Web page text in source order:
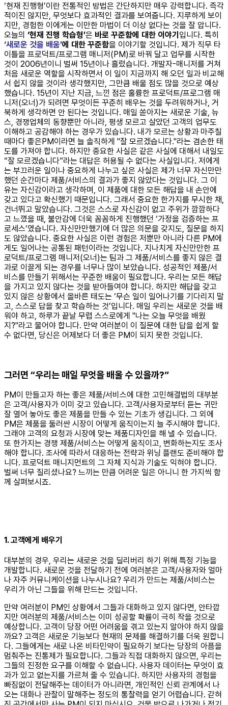
‘현재 진행형’이란 전통적인 방법은 간단하지만 매우 강력합니다. 즉각
적이진 않지만, 무엇보다 효과적인 결과를 보여줍니다. 지루하게 보이
지만, 경험한 이에게는 이만한 마법이 더 이상 없다는 것을 잘 압니다.
오늘의 ‘현재 진행 학습형’은 바로 꾸준함에 대한 이야기 입니다. 특히
‘새로운 것을 배움’에 대한 꾸준함을 이야기할 것입니다. 제가 직무 타
이틀을 프로덕트/프로그램 매니저(PM)로 바꿔 달고 업무를 시작한
것이 2006년이니 벌써 15년이나 흘렀습니다. 개발자-매니저를 거쳐
처음 새로운 역할을 시작하면서 이 일이 지금까지 해 오던 일과 비교해
서 쉽지 않을 것이라 생각했지만, 그만큼 배울 점도 많을 것으로 예상
했습니다. 15년이 지난 지금, 느낀 점은 훌륭한 프로덕트/프로그램 매
니저(오너)가 되려면 무엇이든 꾸준히 배우는 것을 두려워하거나, 거
북하게 생각하면 안 된다는 것입니다. 매일 쏟아지는 새로운 기술, 뉴
스, 경쟁업체의 동향뿐만 아니라, 평생 모르고 살았던 고객의 업무도
이해하고 공감해야 하는 경우가 있습니다. 내가 모르는 상황과 마주칠
때마다 좋은PM이라면 늘 솔직하게 "잘 모르겠습니다."라는 겸손한 태
도를 가져야 합니다. 하지만 중요한 사실은 같은 사실에 대해서 내일도
“잘 모르겠습니다”라는 대답은 허용될 수 없다는 사실입니다. 저에게
는 부끄러운 일이나 중요하게 나누고 싶은 사실은 제가 너무 자신만만
했던 순간마다 제품/서비스의 결과가 좋지 않았다는 것입니다. 그 이
유는 자신감이라고 생각하며, 이 제품에 대한 모든 해답을 내 손안에
갖고 있다고 확신했기 때문입니다. 그래서 중요한 한가지를 무시한 채,
건너뛰고 말았습니다. 그것은 스스로 자신감이 없고 주위가 깜깜하다
고 느꼈을 때, 불안감에 더욱 꼼꼼하게 진행했던 ‘가정을 검증하는 프
로세스’였습니다. 자신만만했기에 더 많은 의문을 갖지도, 질문을 하지
도 않았습니다. 중요한 사실은 이런 경험은 저뿐만 아니라 다른 PM에
게도 일어나는 공통된 패턴이라는 것입니다. 지나치게 자신만만한 프
로덕트/프로그램 매니저(오너)는 팀과 그 제품/서비스를 좋지 않은 결
과로 이끌게 되는 경우를 너무나 많이 보았습니다. 성공적인 제품/서
비스를 만들기 위해서는 꾸준한 배움이 필요합니다. 우리는 모든 해답
을 가지고 있지 않다는 것을 받아들여야 합니다. 하지만 해답을 갖고
있지 않은 상황에서 올바른 태도는 ‘무슨 일이 일어나기를 기다리지 말
고, 스스로 답을 찾고 학습하는 것’입니다. 매일 우리는 새로운 것을 배
워야 하고, 하루가 끝날 무렵 스스로에게 "나는 오늘 무엇을 배웠
지?"라고 물어야 합니다. 만약 여러분이 이 질문에 대한 답을 쉽게 할
수 없다면, 당신은 어제보다 더 좋은 PM이 되지 못한 것입니다.
그러면 “우리는 매일 무엇을 배울 수 있을까?”
PM이 만들고자 하는 좋은 제품/서비스에 대한 고민해결법의 대부분
은 고객/사용자가 이미 갖고 있습니다. 고객/사용자로부터 듣는 귀만
잘 열어 놓아도 좋은 제품을 만들 수 있는 기초가 생깁니다. 그 외에
PM은 제품을 둘러싼 시장이 어떻게 움직이는지 늘 주시해야 합니다.
그래야 고객의 요청과 시장에 맞는 제품디자인을 해 낼 수 있습니다.
또 한가지는 경쟁 제품/서비스는 어떻게 움직이고, 변화하는지도 조사
해야 합니다. 조사에 따라서 대응하는 전략과 위닝 플랜도 준비해야 합
니다. 프로덕트 매니지먼트의 그 자체 지식과 기술도 익혀야 합니다.
벌써 너무 질리셨나요? 느끼는 만큼 어려운 일은 아니니 한 가지씩 함
께 살펴보시죠.
1. 고객에게 배우기
대부분의 경우, 우리는 새로운 것을 딜리버리 하기 위해 특정 기능을
개발합니다. 새로운 것을 전달하기 전에 여러분은 고객/사용자와 얼마
나 자주 커뮤니케이션을 나누시나요? 우리가 만드는 제품/서비스는
우리가 아닌 그들을 위해 만드는 것입니다.
만약 여러분이 PM인 상황에서 그들과 대화하고 있지 않다면, 안타깝
지만 여러분의 제품/서비스는 이미 성공할 확률이 극히 작을 것으로
예상합니다. 고객이 당장 어떤 어려움을 겪고 있는지 알아야 하지 않을
까요? 고객은 새로운 기능보다 현재의 문제를 해결하기를 더욱 원합니
다. 그들에게는 새로 나온 비타민약이 필요하기 보다는 당장의 아픔을
멈춰주는 진통제가 필요합니다. 그들과 직접 대화하지 않으면, 우리는
그들의 진정한 요구를 이해할 수 없습니다. 사용자 데이터는 무엇이 효
과가 있고 없는지를 가르쳐 줄 수 있습니다. 하지만 사용자의 경험을
빠짐없이 전달해주는 데이터가 아니라면, 개인적인 신뢰 관계에서 나
오는 대화나 관찰이 말해주는 정도의 통찰력을 얻기 어렵습니다. 갇혀